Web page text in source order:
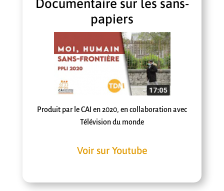
Documentaire sur les sans-
papiers
Produit par le CAI en 2020, en collaboration avec
Télévision du monde
Voir sur Youtube